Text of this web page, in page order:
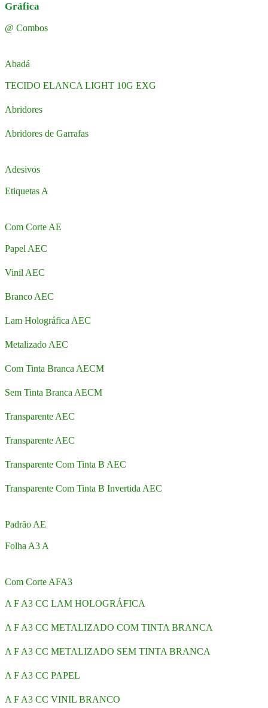
Gráfica
@ Combos
Abadá
TECIDO ELANCA LIGHT 10G EXG
Abridores
Abridores de Garrafas
Adesivos
Etiquetas A
Com Corte AE
Papel AEC
Vinil AEC
Branco AEC
Lam Holográfica AEC
Metalizado AEC
Com Tinta Branca AECM
Sem Tinta Branca AECM
Transparente AEC
Transparente AEC
Transparente Com Tinta B AEC
Transparente Com Tinta B Invertida AEC
Padrão AE
Folha A3 A
Com Corte AFA3
A F A3 CC LAM HOLOGRÁFICA
A F A3 CC METALIZADO COM TINTA BRANCA
A F A3 CC METALIZADO SEM TINTA BRANCA
A F A3 CC PAPEL
A F A3 CC VINIL BRANCO